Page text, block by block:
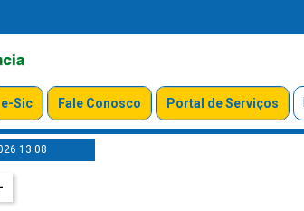
e-Sic Fale Conosco Portal de Serviços
13:08